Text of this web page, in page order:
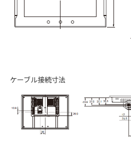
ケーブル接続寸法